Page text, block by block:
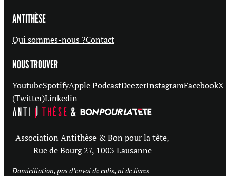
ANTITHÈSE
Qui sommes-nous ?Contact
NOUS TROUVER
YoutubeSpotifyApple PodcastDeezerInstagramFacebookX
(Twitter)Linkedin
Association Antithèse & Bon pour la tête,
Rue de Bourg 27, 1003 Lausanne
Domiciliation, pas d’envoi de colis, ni de livres